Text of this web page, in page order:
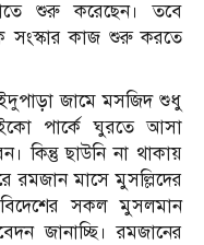
শুরু করেছেন। তবে
সংস্কার কাজ শুরু করতে
জামে মসজিদ শুধু
ইকো পার্কে ঘুরতে আসা
কিন্তু ছাউনি না থাকায়
রমজান মাসে মুসল্লিদের
সকল মুসলমান
জানাচ্ছি। রমজানের